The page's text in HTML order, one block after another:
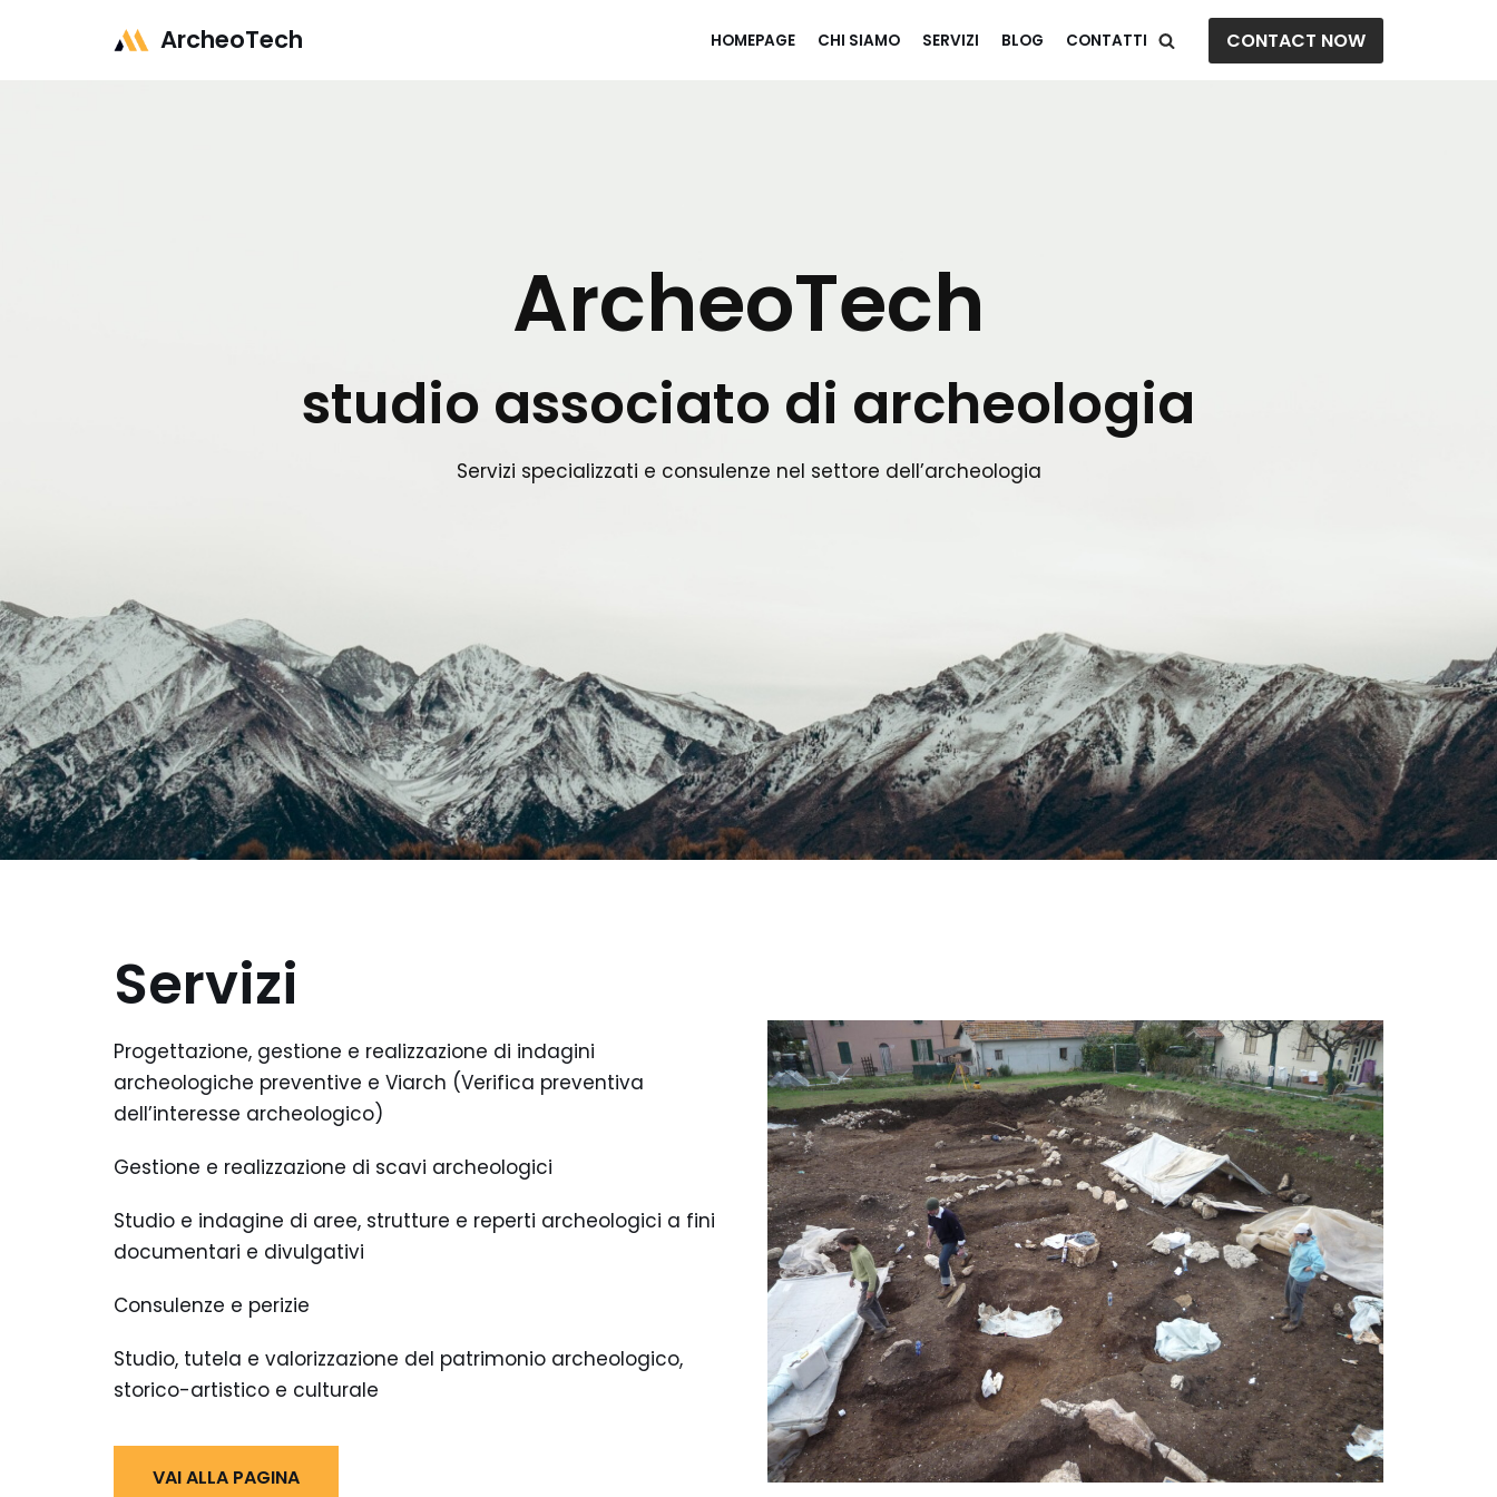
ArcheoTech HOMEPAGE CHI SIAMO SERVIZI BLOG CONTATTI CONTACT NOW
ArcheoTech
studio associato di archeologia
Servizi specializzati e consulenze nel settore dell’archeologia
Servizi
Progettazione, gestione e realizzazione di indagini
archeologiche preventive e Viarch (Verifica preventiva
dell’interesse archeologico)
Gestione e realizzazione di scavi archeologici
Studio e indagine di aree, strutture e reperti archeologici a fini
documentari e divulgativi
Consulenze e perizie
Studio, tutela e valorizzazione del patrimonio archeologico,
storico-artistico e culturale
VAI ALLA PAGINA